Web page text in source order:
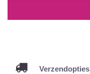
Verzendopties